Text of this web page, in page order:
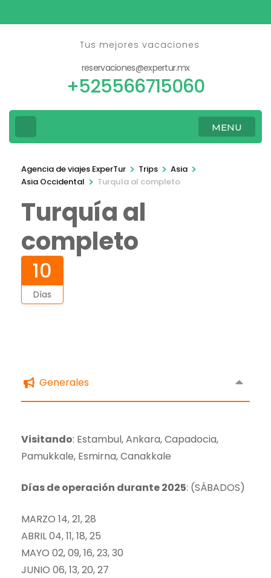
al
Tus mejores vacaciones
reservaciones@expertur.mx
+525566715060
MENU
Agencia de viajes ExperTur > Trips > Asia >
Asia Occidental > Turquía al completo
Turquía al
completo
10
Días
Generales
Visitando: Estambul, Ankara, Capadocia,
Pamukkale, Esmirna, Canakkale
Días de operación durante 2025: (SÁBADOS)
MARZO 14, 21, 28
ABRIL 04, 11, 18, 25
MAYO 02, 09, 16, 23, 30
JUNIO 06, 13, 20, 27